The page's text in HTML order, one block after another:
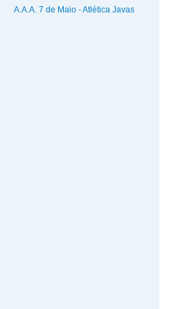
A.A.A. 7 de Maio - Atlética Javas